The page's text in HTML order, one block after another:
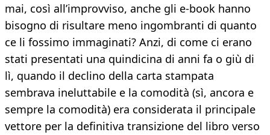
mai, così all’improvviso, anche gli e-book hanno
bisogno di risultare meno ingombranti di quanto
ce li fossimo immaginati? Anzi, di come ci erano
stati presentati una quindicina di anni fa o giù di
lì, quando il declino della carta stampata
sembrava ineluttabile e la comodità (sì, ancora e
sempre la comodità) era considerata il principale
vettore per la definitiva transizione del libro verso